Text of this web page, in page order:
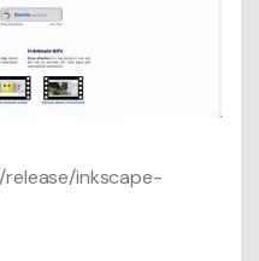
inkscape-